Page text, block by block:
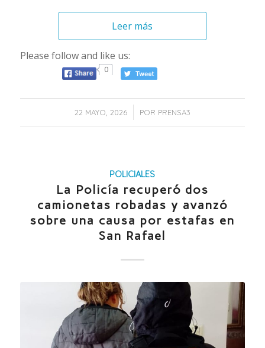
Leer más
Please follow and like us:
0
22 MAYO, 2026
/ POR PRENSA3
POLICIALES
La Policía recuperó dos
camionetas robadas y avanzó
sobre una causa por estafas en
San Rafael